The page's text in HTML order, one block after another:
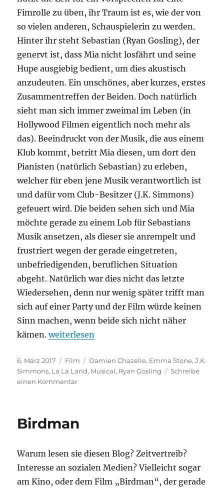
Fimrolle zu üben, ihr Traum ist es, wie der von
so vielen anderen, Schauspielerin zu werden.
Hinter ihr steht Sebastian (Ryan Gosling), der
genervt ist, dass Mia nicht losfährt und seine
Hupe ausgiebig bedient, um dies akustisch
anzudeuten. Ein unschönes, aber kurzes, erstes
Zusammentreffen der Beiden. Doch natürlich
sieht man sich immer zweimal im Leben (in
Hollywood Filmen eigentlich noch mehr als
das). Beeindruckt von der Musik, die aus einem
Klub kommt, betritt Mia diesen, um dort den
Pianisten (natürlich Sebastian) zu erleben,
welcher für eben jene Musik verantwortlich ist
und dafür vom Club-Besitzer (J.K. Simmons)
gefeuert wird. Die beiden sehen sich und Mia
möchte gerade zu einem Lob für Sebastians
Musik ansetzen, als dieser sie anrempelt und
frustriert wegen der gerade eingetreten,
unbefriedigenden, beruflichen Situation
abgeht. Natürlich war dies nicht das letzte
Wiedersehen, denn nur wenig später trifft man
sich auf einer Party und der Film würde keinen
Sinn machen, wenn beide sich nicht näher
kämen.„La La Land“
weiterlesen
Veröffentlicht
am
6. März 2017 Kategorien
Film Schlagwörter
Damien Chazelle, Emma Stone,J.K.
Simmons, La La Land, Musical, Ryan Gosling
Schreibe
einen Kommentarzu
Birdman
Warum lesen sie diesen Blog? Zeitvertreib?
Interesse an sozialen Medien? Vielleicht sogar
am Kino, oder dem Film „Birdman“, der gerade